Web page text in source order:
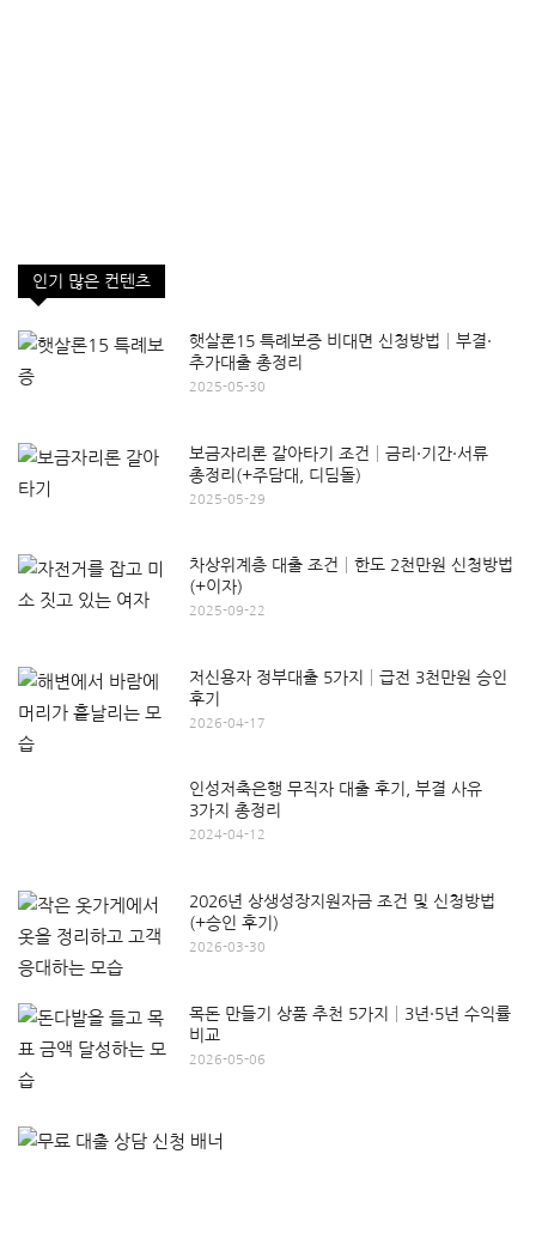
인기 많은 컨텐츠
햇살론15 특례보증 비대면 신청방법│부결·
추가대출 총정리
2025-05-30
보금자리론 갈아타기 조건│금리·기간·서류
총정리(+주담대, 디딤돌)
2025-05-29
차상위계층 대출 조건│한도 2천만원 신청방법
(+이자)
2025-09-22
저신용자 정부대출 5가지│급전 3천만원 승인
후기
2026-04-17
인성저축은행 무직자 대출 후기, 부결 사유
3가지 총정리
2024-04-12
2026년 상생성장지원자금 조건 및 신청방법
(+승인 후기)
2026-03-30
목돈 만들기 상품 추천 5가지│3년·5년 수익률
비교
2026-05-06